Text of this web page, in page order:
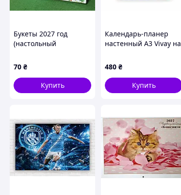
Букеты 2027 год
(настольный
опрокидной)
70 ₴
Купить
Календарь-планер
настенный А3 Vivay на
480 ₴
Купить